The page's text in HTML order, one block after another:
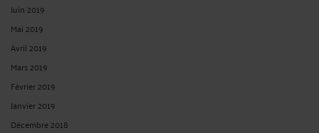
Juin 2019
Mai 2019
Avril 2019
Mars 2019
Février 2019
Janvier 2019
Décembre 2018